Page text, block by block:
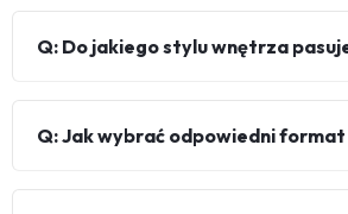
Q: Do jakiego stylu wnętrza
Q: Jak wybrać odpowiedni format